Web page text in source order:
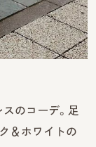
のコーデ。足
＆ホワイトの